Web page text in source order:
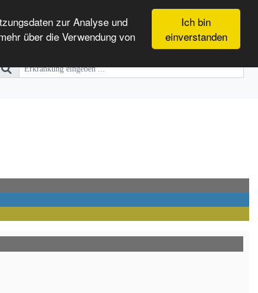
Ich bin
einverstanden
zur Analyse und
über die Verwendung von